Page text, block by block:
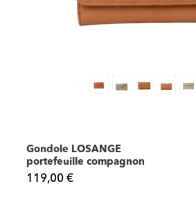
Gondole LOSANGE
portefeuille compagnon
119,00 €